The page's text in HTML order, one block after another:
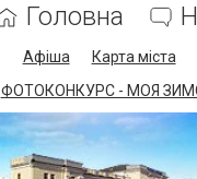
Головна
Афіша Карта міста
ФОТОКОНКУРС - МОЯ